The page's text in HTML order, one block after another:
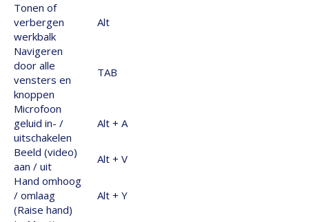
Tonen of
verbergen
werkbalk
Alt
Navigeren
door alle
vensters en
knoppen
TAB
Microfoon
geluid in- /
uitschakelen
Alt + A
Beeld (video)
aan / uit
Alt + V
Hand omhoog
/ omlaag
(Raise hand)
Alt + Y